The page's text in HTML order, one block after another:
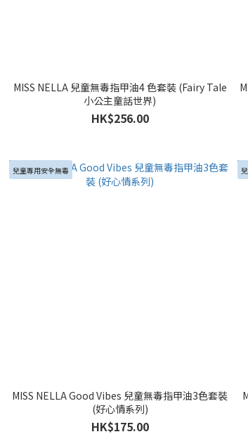
MISS NELLA 兒童無毒指甲油4 色套裝 (Fairy Tale
小公主童話世界)
HK$256.00
兒童專用安全無毒
MISS NELLA Good Vibes 兒童無毒指甲油3色套裝
(好心情系列)
HK$175.00